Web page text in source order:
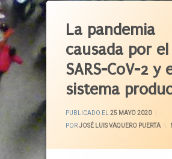
Emprendimiento
Estrategia
Factores De Producción
Financiación Pública
Formación
I+D+i
Innovación
La pandemia
causada por
SARS-CoV-2 y
sistema
PUBLICADO EL 25 MAYO 2020
PORJOSÉ LUIS VAQUERO PUERTA
Administración Sanitaria
Aire
Aislamiento
Ambiente Exterior
Contagio
Controles